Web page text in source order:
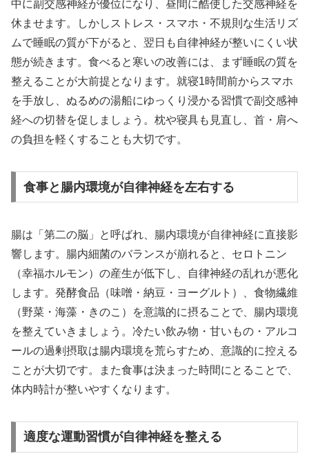
中に副交感神経が優位になり、昼間に酷使した交感神経を
休ませます。しかしストレス・スマホ・不規則な生活リズ
ムで睡眠の質が下がると、翌日も自律神経が整いにくい状
態が続きます。食べると寒いの改善には、まず睡眠の質を
整えることが大前提となります。就寝1時間前からスマホ
を手放し、ぬるめの湯船にゆっくり浸かる習慣で副交感神
経への切替を促しましょう。枕や寝具も見直し、首・肩へ
の負担を軽くすることも大切です。
食事と腸内環境が自律神経を左右する
腸は「第二の脳」と呼ばれ、腸内環境が自律神経に直接影
響します。腸内細菌のバランスが崩れると、セロトニン
（幸福ホルモン）の産生が低下し、自律神経の乱れが悪化
します。発酵食品（味噌・納豆・ヨーグルト）、食物繊維
（野菜・海藻・きのこ）を意識的に摂ることで、腸内環境
を整えていきましょう。冷たい飲み物・甘いもの・アルコ
ールの過剰摂取は腸内環境を荒らすため、意識的に控える
ことが大切です。また食事は決まった時間にとることで、
体内時計が整いやすくなります。
適度な運動習慣が自律神経を整える